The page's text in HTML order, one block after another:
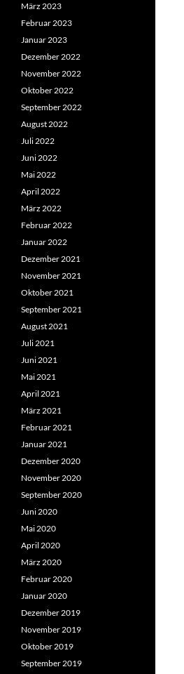
März 2023
Februar 2023
Januar 2023
Dezember 2022
November 2022
Oktober 2022
September 2022
August 2022
Juli 2022
Juni 2022
Mai 2022
April 2022
März 2022
Februar 2022
Januar 2022
Dezember 2021
November 2021
Oktober 2021
September 2021
August 2021
Juli 2021
Juni 2021
Mai 2021
April 2021
März 2021
Februar 2021
Januar 2021
Dezember 2020
November 2020
September 2020
Juni 2020
Mai 2020
April 2020
März 2020
Februar 2020
Januar 2020
Dezember 2019
November 2019
Oktober 2019
September 2019